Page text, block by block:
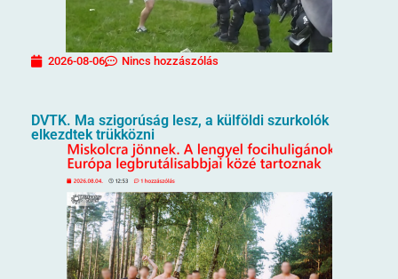
2026-08-06 Nincs hozzászólás
DVTK. Ma szigorúság lesz, a külföldi szurkolók
elkezdtek trükközni